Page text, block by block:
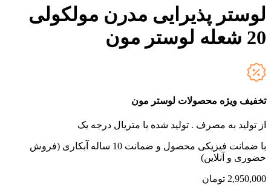
لوستر پذیرایی مدرن مولکولی
20 شعله لوستر مون
تخفیف ویژه محصولات لوستر مون
از تولید به مصرف . تولید شده با متریال درجه یک
با ضمانت فیزیکی محصول و ضمانت 10 ساله آبکاری (فروش
حضوری و آنلاین)
2,950,000 تومان